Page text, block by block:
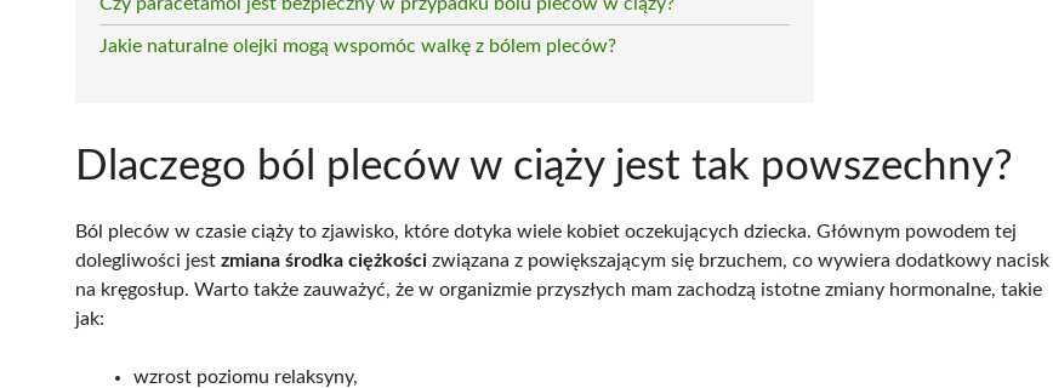
Jakie naturalne olejki mogą wspomóc walkę z bólem pleców?
Dlaczego ból pleców w ciąży jest tak powszechny?
Ból pleców w czasie ciąży to zjawisko, które dotyka wiele kobiet oczekujących dziecka. Głównym powodem tej
dolegliwości jest zmiana środka ciężkości związana z powiększającym się brzuchem, co wywiera dodatkowy nacisk
na kręgosłup. Warto także zauważyć, że w organizmie przyszłych mam zachodzą istotne zmiany hormonalne, takie
jak:
wzrost poziomu relaksyny,